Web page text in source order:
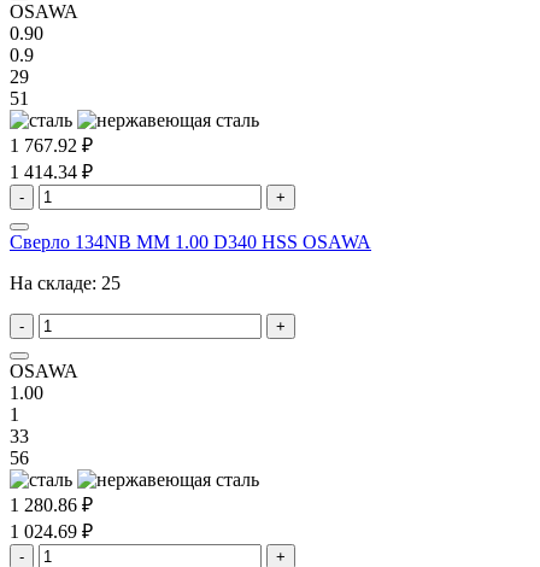
OSAWA
0.90
0.9
29
51
1 767.92 ₽
1 414.34 ₽
- +
Сверло 134NB MM 1.00 D340 HSS OSAWA
На складе: 25
- +
OSAWA
1.00
1
33
56
1 280.86 ₽
1 024.69 ₽
- +